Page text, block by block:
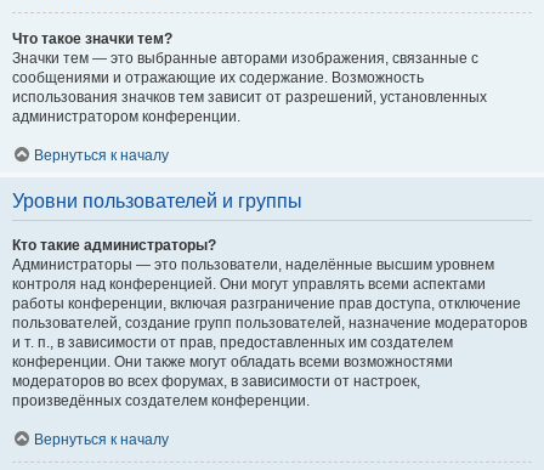
Что такое значки тем?
Значки тем — это выбранные авторами изображения, связанные с
сообщениями и отражающие их содержание. Возможность
использования значков тем зависит от разрешений, установленных
администратором конференции.
Вернуться к началу
Уровни пользователей и группы
Кто такие администраторы?
Администраторы — это пользователи, наделённые высшим уровнем
контроля над конференцией. Они могут управлять всеми аспектами
работы конференции, включая разграничение прав доступа, отключение
пользователей, создание групп пользователей, назначение модераторов
и т. п., в зависимости от прав, предоставленных им создателем
конференции. Они также могут обладать всеми возможностями
модераторов во всех форумах, в зависимости от настроек,
произведённых создателем конференции.
Вернуться к началу